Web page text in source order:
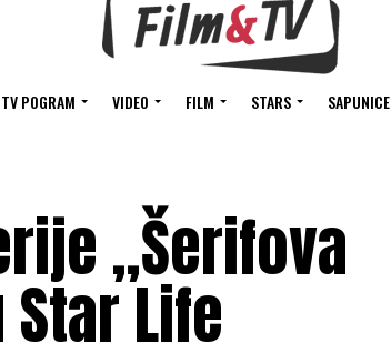
TV POGRAM VIDEO FILM STARS SAPUNICE
„Šerifova
Life